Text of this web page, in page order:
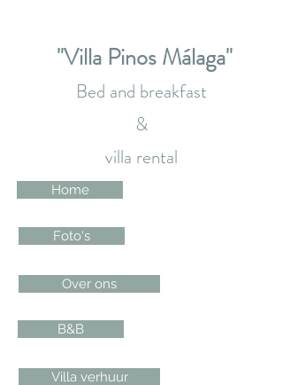
"Villa Pinos Málaga"
Bed and breakfast
&
villa rental
Home
Foto's
Over ons
B&B
Villa verhuur